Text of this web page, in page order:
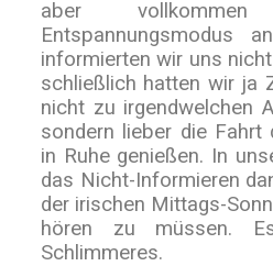
aber
Entspannungsmodus
informierten wir uns
schließlich hatten wir ja
nicht zu irgendwelchen
sondern lieber die Fahrt
in Ruhe genießen. In
das Nicht-Informieren
der irischen Mittags-
hören zu müssen.
Schlimmeres.